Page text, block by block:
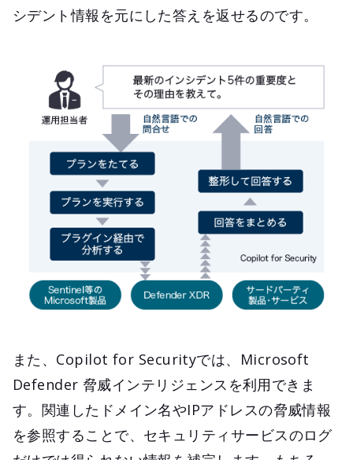
シデント情報を元にした答えを返せるのです。
また、Copilot for Securityでは、Microsoft
Defender 脅威インテリジェンスを利用できま
す。関連したドメイン名やIPアドレスの脅威情報
を参照することで、セキュリティサービスのログ